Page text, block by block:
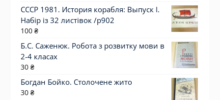
СССР 1981. История корабля: Выпуск I.
Набір із 32 листівок /р902
100 ₴
Б.С. Саженюк. Робота з розвитку мови в
2-4 класах
30 ₴
Богдан Бойко. Столочене жито
30 ₴